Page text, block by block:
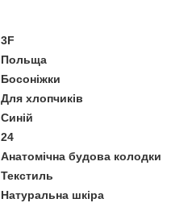
3F
Польща
Босоніжки
Для хлопчиків
Синій
24
Анатомічна будова колодки
Текстиль
Натуральна шкіра